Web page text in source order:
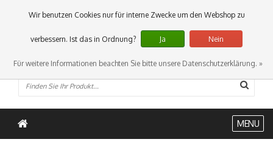
0 Artikel
MENU
Wir benutzen Cookies nur für interne Zwecke um den Webshop zu
verbessern. Ist das in Ordnung? Ja Nein
Für weitere Informationen beachten Sie bitte unsere Datenschutzerklärung. »